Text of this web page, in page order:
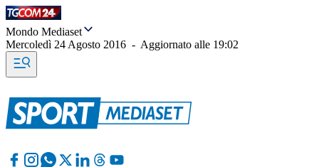
Mondo Mediaset
Mercoledì 24 Agosto 2016 - Aggiornato alle 19:02